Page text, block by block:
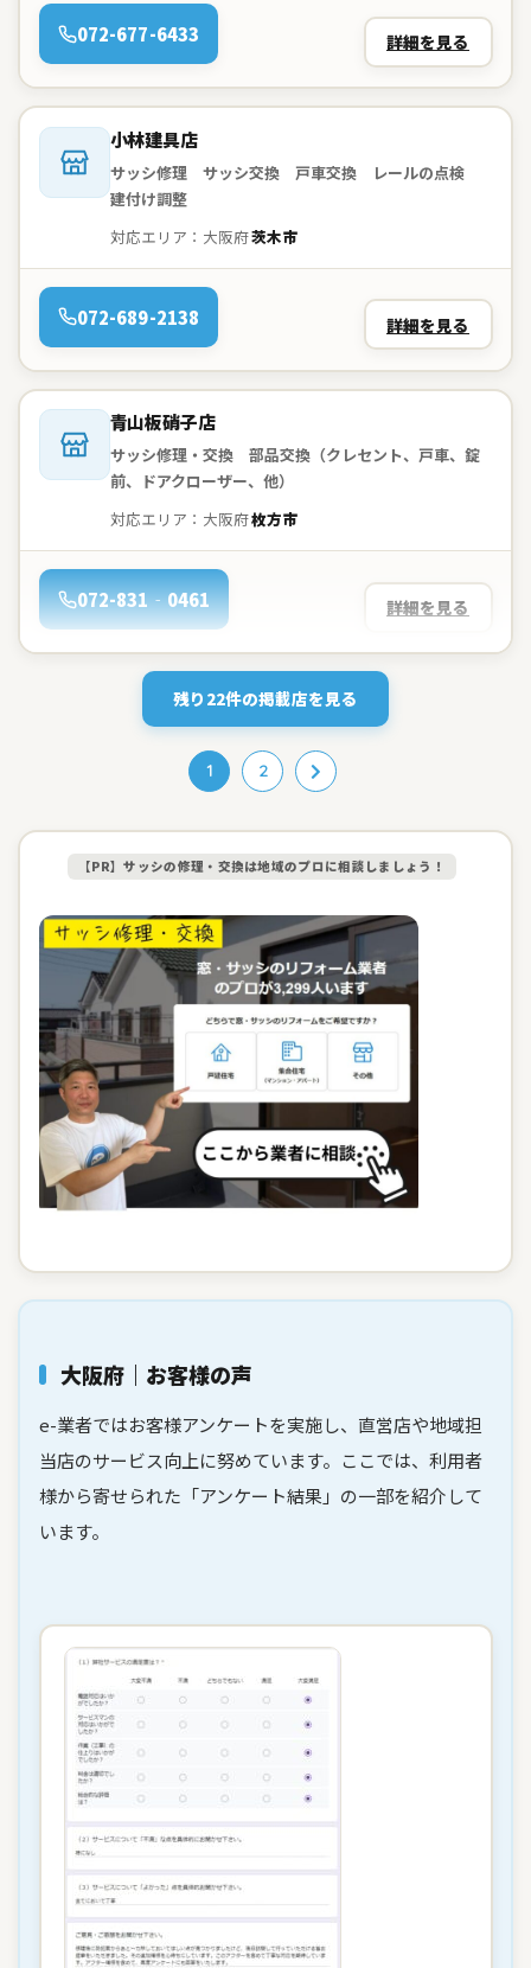
電話：
072-677-6433 詳細を見る
会社名：
小林建具店
サッシ修理 サッシ交換 戸車交換 レールの点検
建付け調整
対応エリア：大阪府茨木市
電話：
072-689-2138 詳細を見る
会社名：
青山板硝子店
サッシ修理・交換 部品交換（クレセント、戸車、錠
前、ドアクローザー、他）
対応エリア：大阪府枚方市
電話：
072-831‐0461 詳細を見る
残り22件の掲載店を見る
1 2
【PR】サッシの修理・交換は地域のプロに相談しましょう！
大阪府｜お客様の声
e-業者ではお客様アンケートを実施し、直営店や地域担
当店のサービス向上に努めています。ここでは、利用者
様から寄せられた「アンケート結果」の一部を紹介して
います。